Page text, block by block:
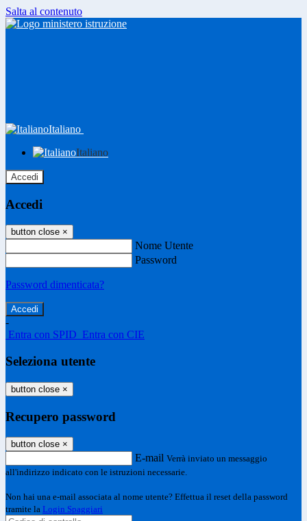
Salta al contenuto
Italiano
Italiano
Accedi
Accedi
button close ×
Nome Utente
Password
Password dimenticata?
-
Entra con SPID Entra con CIE
Seleziona utente
button close ×
Recupero password
button close ×
E-mail Verrà inviato un messaggio
all'indirizzo indicato con le istruzioni necessarie.
Non hai una e-mail associata al nome utente? Effettua il reset della password
tramite la Login Spaggiari